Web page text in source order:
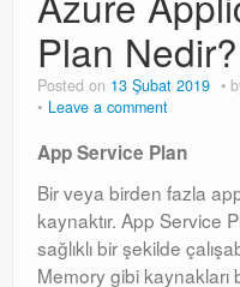
Plan Nedir?
Posted on 13 Şubat 2019
Leave a comment
App Service Plan
Bir veya birden fazla
kaynaktır. App Service
sağlıklı bir şekilde
Memory gibi kaynakları